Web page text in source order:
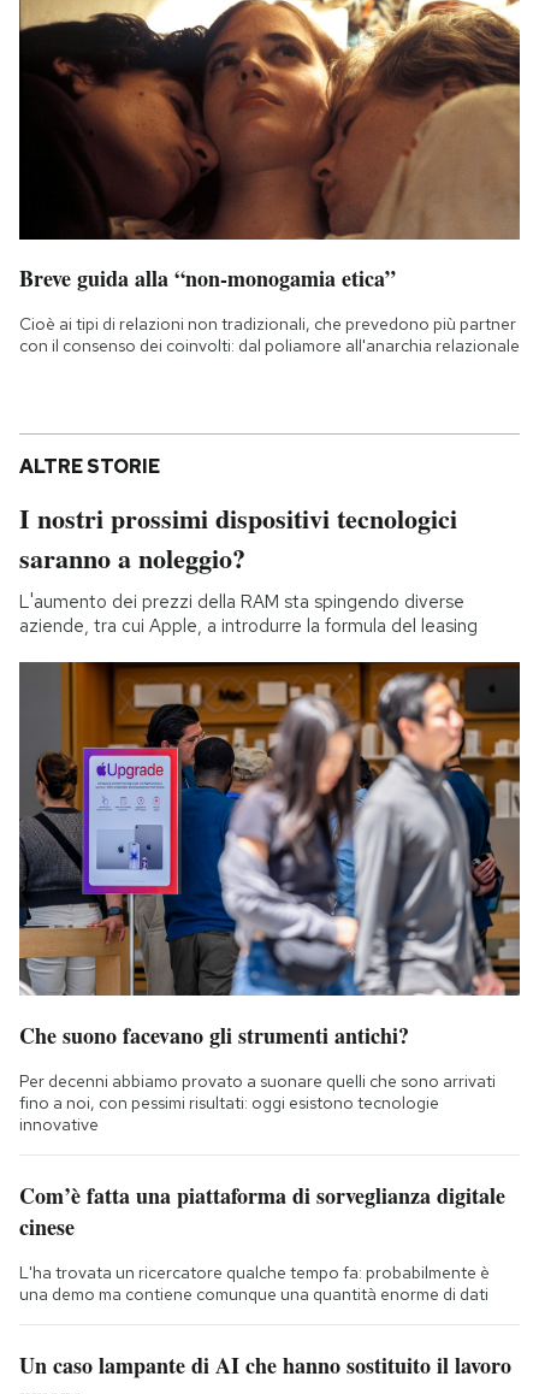
Breve guida alla “non-monogamia etica”
Cioè ai tipi di relazioni non tradizionali, che prevedono più partner
con il consenso dei coinvolti: dal poliamore all'anarchia relazionale
ALTRE STORIE
I nostri prossimi dispositivi tecnologici
saranno a noleggio?
L'aumento dei prezzi della RAM sta spingendo diverse
aziende, tra cui Apple, a introdurre la formula del leasing
Che suono facevano gli strumenti antichi?
Per decenni abbiamo provato a suonare quelli che sono arrivati
fino a noi, con pessimi risultati: oggi esistono tecnologie
innovative
Com’è fatta una piattaforma di sorveglianza digitale
cinese
L'ha trovata un ricercatore qualche tempo fa: probabilmente è
una demo ma contiene comunque una quantità enorme di dati
Un caso lampante di AI che hanno sostituito il lavoro